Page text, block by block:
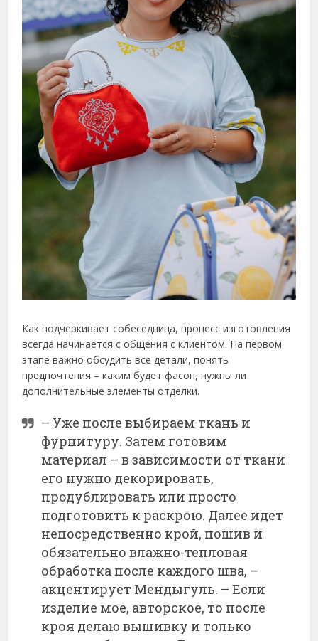
Как подчеркивает собеседница, процесс изготовления
всегда начинается с общения с клиентом. На первом
этапе важно обсудить все детали, понять
предпочтения – каким будет фасон, нужны ли
дополнительные элементы отделки.
– Уже после выбираем ткань и
фурнитуру. Затем готовим
материал – в зависимости от ткани
его нужно декорировать,
продублировать или просто
подготовить к раскрою. Далее идет
непосредственно крой, пошив и
обязательно влажно-тепловая
обработка после каждого шва, –
акцентирует Мендыгуль. – Если
изделие мое, авторское, то после
кроя делаю вышивку и только